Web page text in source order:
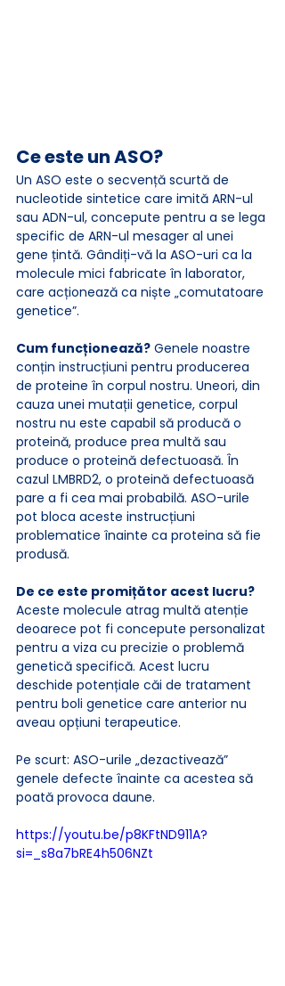
Ce este un ASO?
Un ASO este o secvență scurtă de
nucleotide sintetice care imită ARN-ul
sau ADN-ul, concepute pentru a se lega
specific de ARN-ul mesager al unei
gene țintă. Gândiți-vă la ASO-uri ca la
molecule mici fabricate în laborator,
care acționează ca niște „comutatoare
genetice”.
Cum funcționează? Genele noastre
conțin instrucțiuni pentru producerea
de proteine în corpul nostru. Uneori, din
cauza unei mutații genetice, corpul
nostru nu este capabil să producă o
proteină, produce prea multă sau
produce o proteină defectuoasă. În
cazul LMBRD2, o proteină defectuoasă
pare a fi cea mai probabilă. ASO-urile
pot bloca aceste instrucțiuni
problematice înainte ca proteina să fie
produsă.
De ce este promițător acest lucru?
Aceste molecule atrag multă atenție
deoarece pot fi concepute personalizat
pentru a viza cu precizie o problemă
genetică specifică. Acest lucru
deschide potențiale căi de tratament
pentru boli genetice care anterior nu
aveau opțiuni terapeutice.
Pe scurt: ASO-urile „dezactivează”
genele defecte înainte ca acestea să
poată provoca daune.
https://youtu.be/p8KFtND911A?
si=_s8a7bRE4h506NZt